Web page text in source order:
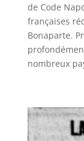
de Code
françaises
Bonaparte.
nombreux